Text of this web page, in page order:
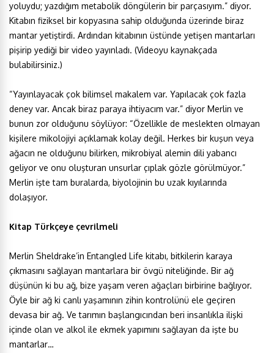
yoluydu; yazdığım metabolik döngülerin bir parçasıyım.” diyor.
Kitabın fiziksel bir kopyasına sahip olduğunda üzerinde biraz
mantar yetiştirdi. Ardından kitabının üstünde yetişen mantarları
pişirip yediği bir video yayınladı. (Videoyu kaynakçada
bulabilirsiniz.)
“Yayınlayacak çok bilimsel makalem var. Yapılacak çok fazla
deney var. Ancak biraz paraya ihtiyacım var.” diyor Merlin ve
bunun zor olduğunu söylüyor: “Özellikle de meslekten olmayan
kişilere mikolojiyi açıklamak kolay değil. Herkes bir kuşun veya
ağacın ne olduğunu bilirken, mikrobiyal alemin dili yabancı
geliyor ve onu oluşturan unsurlar çıplak gözle görülmüyor.”
Merlin işte tam buralarda, biyolojinin bu uzak kıyılarında
dolaşıyor.
Kitap Türkçeye çevrilmeli
Merlin Sheldrake’in Entangled Life kitabı, bitkilerin karaya
çıkmasını sağlayan mantarlara bir övgü niteliğinde. Bir ağ
düşünün ki bu ağ, bize yaşam veren ağaçları birbirine bağlıyor.
Öyle bir ağ ki canlı yaşamının zihin kontrolünü ele geçiren
devasa bir ağ. Ve tarımın başlangıcından beri insanlıkla ilişki
içinde olan ve alkol ile ekmek yapımını sağlayan da işte bu
mantarlar…